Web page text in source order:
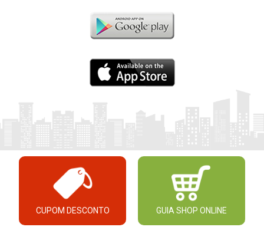
CUPOM DESCONTO GUIA SHOP ONLINE